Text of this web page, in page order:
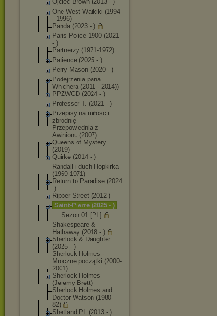
Ojciec Brown (2013 - )
One West Waikiki (1994
- 1996)
Panda (2023 - )
Paris Police 1900 (2021
- )
Partnerzy (1971-1972)
Patience (2025 - )
Perry Mason (2020 - )
Podejrzenia pana
Whichera (2011 - 2014))
PPZWGD (2024 - )
Professor T. (2021 - )
Przepisy na miłość i
zbrodnię
Przepowiednia z
Awinionu (2007)
Queens of Mystery
(2019)
Quirke (2014 - )
Randall i duch Hopkirka
(1969-1971)
Return to Paradise (2024
-)
Ripper Street (2012-)
Saint-Pierre (2025 - )
Sezon 01 [PL]
Shakespeare &
Hathaway (2018 - )
Sherlock & Daughter
(2025 - )
Sherlock Holmes -
Mroczne początki (2000-
2001)
Sherlock Holmes
(Jeremy Brett)
Sherlock Holmes and
Doctor Watson (1980-
82)
Shetland PL (2013 - )